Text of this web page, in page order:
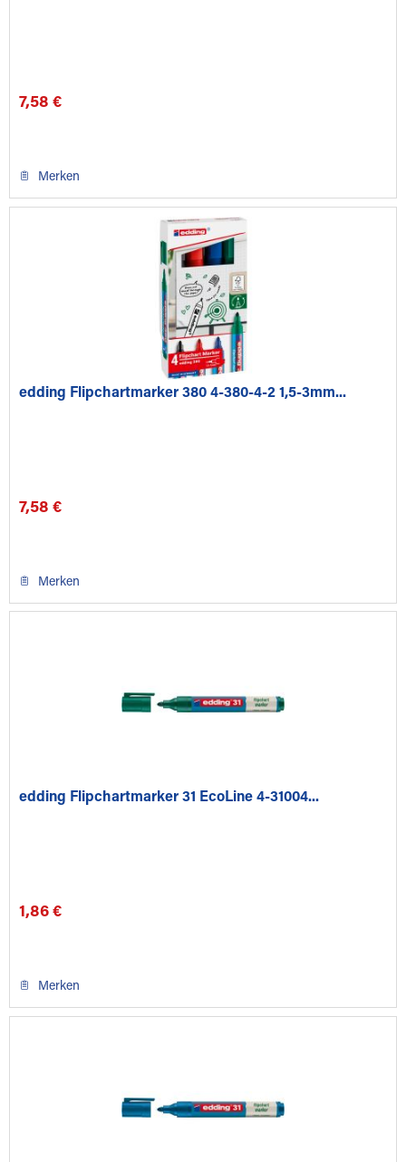
7,58 €
Merken
edding Flipchartmarker 380 4-380-4-2 1,5-3mm...
7,58 €
Merken
edding Flipchartmarker 31 EcoLine 4-31004...
1,86 €
Merken